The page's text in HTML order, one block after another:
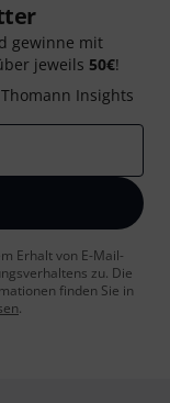
gewinne mit
jeweils 50€!
Thomann Insights
Erhalt von E-Mail-
zu. Die
finden Sie in
.